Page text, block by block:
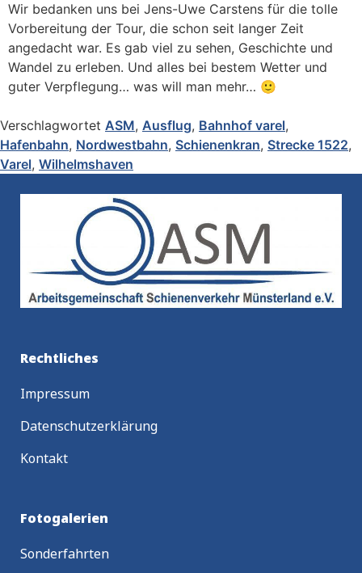
Wir bedanken uns bei Jens-Uwe Carstens für die tolle
Vorbereitung der Tour, die schon seit langer Zeit
angedacht war. Es gab viel zu sehen, Geschichte und
Wandel zu erleben. Und alles bei bestem Wetter und
guter Verpflegung… was will man mehr… 🙂
Verschlagwortet ASM, Ausflug, Bahnhof varel,
Hafenbahn, Nordwestbahn, Schienenkran, Strecke 1522,
Varel, Wilhelmshaven
Rechtliches
Impressum
Datenschutzerklärung
Kontakt
Fotogalerien
Sonderfahrten